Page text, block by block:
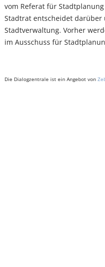
vom Referat für
Stadtrat entscheidet
Stadtverwaltung. Vorher
im Ausschuss für
Die Dialogzentrale ist ein Angebot von